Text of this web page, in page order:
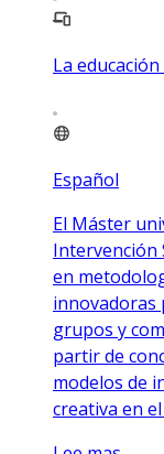
La
Español
El Máster
Intervención
en
innovadoras
grupos y
partir de
modelos de
creativa en